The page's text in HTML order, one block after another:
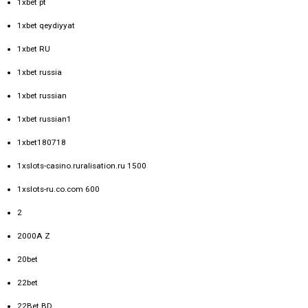
1xbet pt
1xbet qeydiyyat
1xbet RU
1xbet russia
1xbet russian
1xbet russian1
1xbet180718
1xslots-casino.ruralisation.ru 1500
1xslots-ru.co.com 600
2
2000A Z
20bet
22bet
22Bet BD